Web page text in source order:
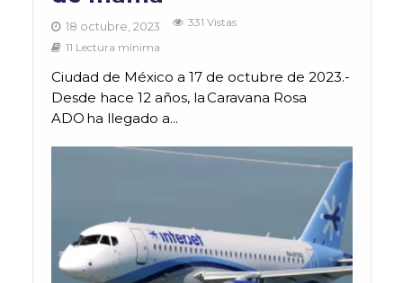
18 octubre, 2023
331 Vistas
11 Lectura mínima
Ciudad de México a 17 de octubre de 2023.-
Desde hace 12 años, la Caravana Rosa
ADO ha llegado a...